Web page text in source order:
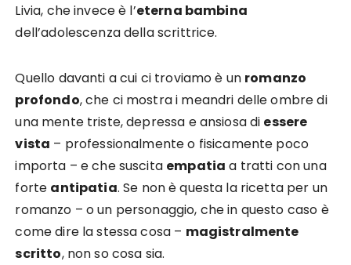
Livia, che invece è l’eterna bambina
dell’adolescenza della scrittrice.
Quello davanti a cui ci troviamo è un romanzo
profondo, che ci mostra i meandri delle ombre di
una mente triste, depressa e ansiosa di essere
vista – professionalmente o fisicamente poco
importa – e che suscita empatia a tratti con una
forte antipatia. Se non è questa la ricetta per un
romanzo – o un personaggio, che in questo caso è
come dire la stessa cosa – magistralmente
scritto, non so cosa sia.